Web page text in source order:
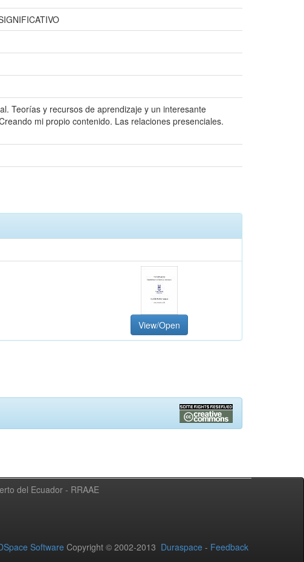
Teorías y recursos de aprendizaje y un interesante
mi propio contenido. Las relaciones presenciales.
View/Open
del Ecuador - RRAAE
Software Copyright © 2002-2013 Duraspace - Feedback